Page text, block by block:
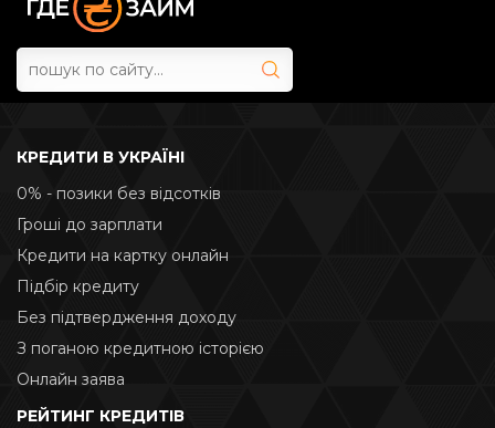
КРЕДИТИ В УКРАЇНІ
0% - позики без відсотків
Гроші до зарплати
Кредити на картку онлайн
Підбір кредиту
Без підтвердження доходу
З поганою кредитною історією
Онлайн заява
РЕЙТИНГ КРЕДИТІВ